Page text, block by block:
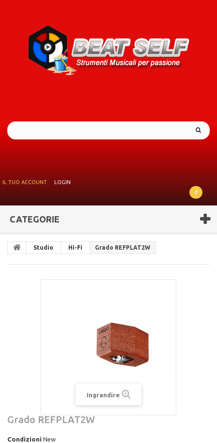
IL TUO ACCOUNT
LOGIN
0
CATEGORIE
Studio Hi-Fi Grado REFPLAT2W
Ingrandire
Grado REFPLAT2W
Condizioni New